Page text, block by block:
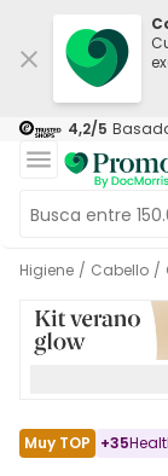
4,2/5
Higiene / Cabello /
Muy TOP +35